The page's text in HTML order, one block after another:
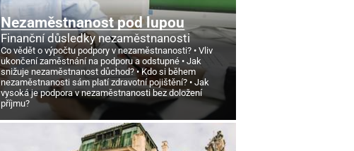
Nezaměstnanost pod lupou
Finanční důsledky nezaměstnanosti
Co vědět o výpočtu podpory v nezaměstnanosti?
Vliv
ukončení zaměstnání na podporu a odstupné
Jak
snižuje nezaměstnanost důchod?
Kdo si během
nezaměstnanosti sám platí zdravotní pojištění?
Jak
vysoká je podpora v nezaměstnanosti bez doložení
příjmu?